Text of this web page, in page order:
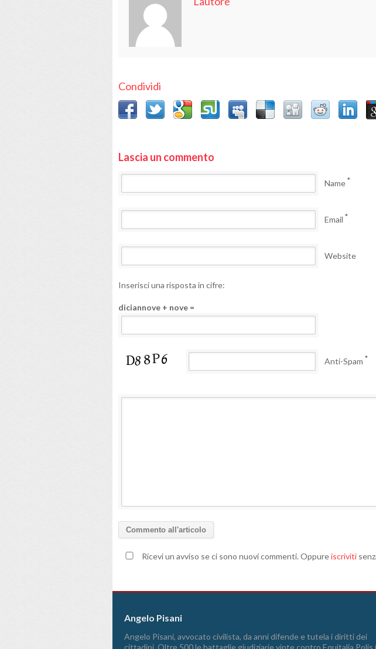
Condividi
Lascia un commento
Name*
Email *
Website
Inserisci una risposta in cifre:
diciannove + nove =
Anti-Spam *
Ricevi un avviso se ci sono nuovi commenti. Oppureiscriviti
Angelo Pisani
Angelo Pisani, avvocato civilista, da anni difende e tutela i diritti dei
cittadini. Oltre 500 le battaglie giudiziarie vinte contro Equitalia Polis